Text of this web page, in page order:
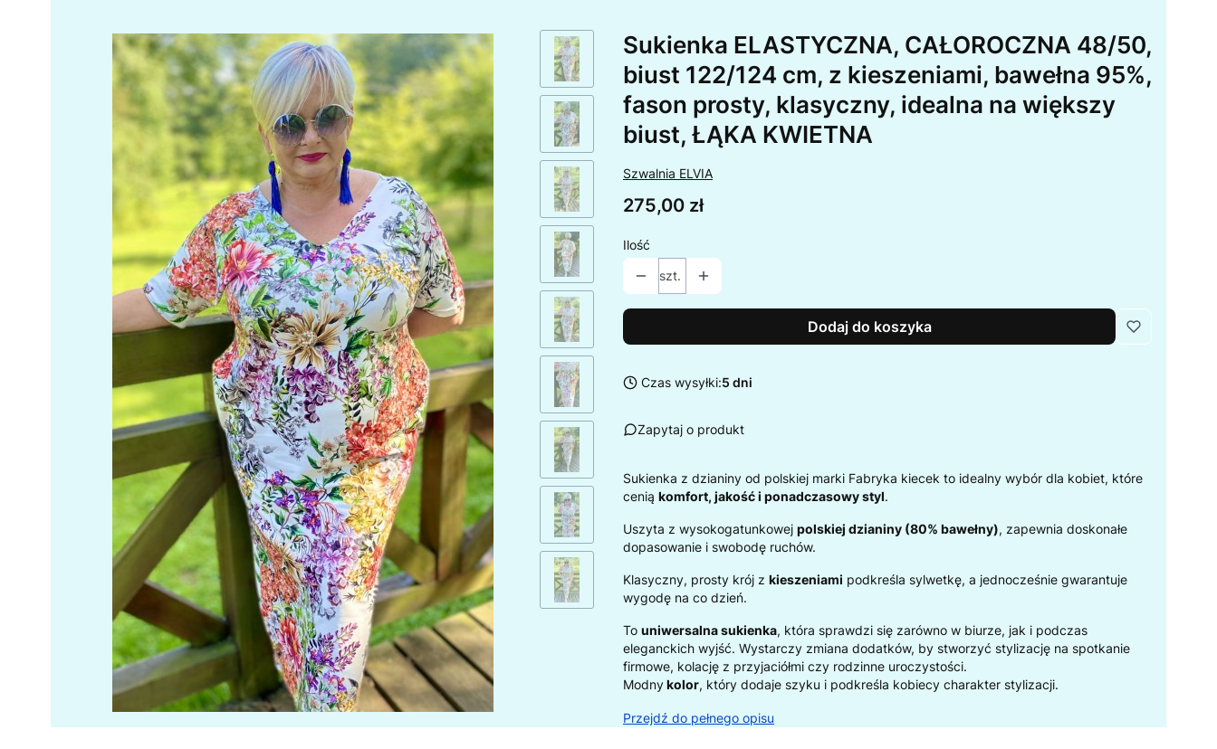
Sukienka ELASTYCZNA, CAŁOROCZNA 48/50,
biust 122/124 cm, z kieszeniami, bawełna 95%,
fason prosty, klasyczny, idealna na większy
biust, ŁĄKA KWIETNA
Szwalnia ELVIA
Cena
275,00 zł
Ilość
szt.
Dodaj do koszyka
Czas wysyłki:5 dni
Zapytaj o produkt
Sukienka z dzianiny od polskiej marki Fabryka kiecek to idealny wybór dla kobiet, które
cenią komfort, jakość i ponadczasowy styl.
Uszyta z wysokogatunkowej polskiej dzianiny (80% bawełny), zapewnia doskonałe
dopasowanie i swobodę ruchów.
Klasyczny, prosty krój z kieszeniami podkreśla sylwetkę, a jednocześnie gwarantuje
wygodę na co dzień.
To uniwersalna sukienka, która sprawdzi się zarówno w biurze, jak i podczas
eleganckich wyjść. Wystarczy zmiana dodatków, by stworzyć stylizację na spotkanie
firmowe, kolację z przyjaciółmi czy rodzinne uroczystości.
Modnykolor, który dodaje szyku i podkreśla kobiecy charakter stylizacji.
Przejdź do pełnego opisu